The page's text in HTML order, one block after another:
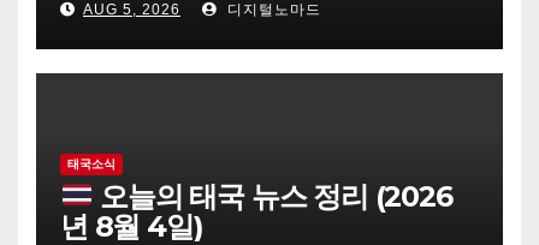
AUG 5, 2026 디지털노마드
태국소식
오늘의 태국 뉴스 정리 (2026
년 8월 4일)